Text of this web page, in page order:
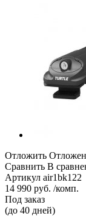
Отложить
Сравнить В
Артикул air1bk122
14 990 руб. /комп.
Под заказ
(до 40 дней)